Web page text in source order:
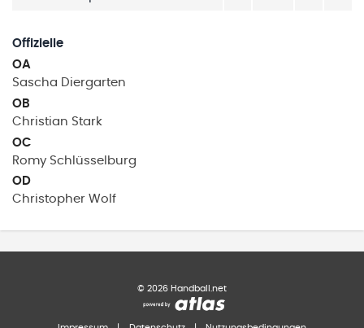
Offizielle
OA
Sascha Diergarten
OB
Christian Stark
OC
Romy Schlüsselburg
OD
Christopher Wolf
© 2026 Handball.net